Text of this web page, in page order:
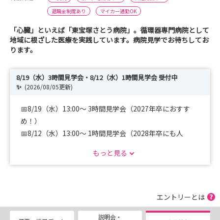
退職金制度あり
マイカー通勤OK
「心臓」といえば「東宝塚さとう病院」。循環器専門病院として
地域に根ざした医療を実践しています。病院見学でお待ちしてお
ります。
8/19（水）3時間見学会・8/12（水）1時間見学会 受付中
✨ (2026/08/05更新)
📅8/19（水）13:00～ 3時間見学会（2027年卒におすす
め！）
📅8/12（水）13:00～ 1時間見学会（2028年卒にも人
🌸2027年卒の選考会は随時開催中！ご希望の日程に合わ
🔹3時間見学会では、院内見学や先輩看護師との交流、教
育体制の紹介など、東宝塚さとう病院の看護をじっくり体
もっと見る
エントリーとは
説明会・